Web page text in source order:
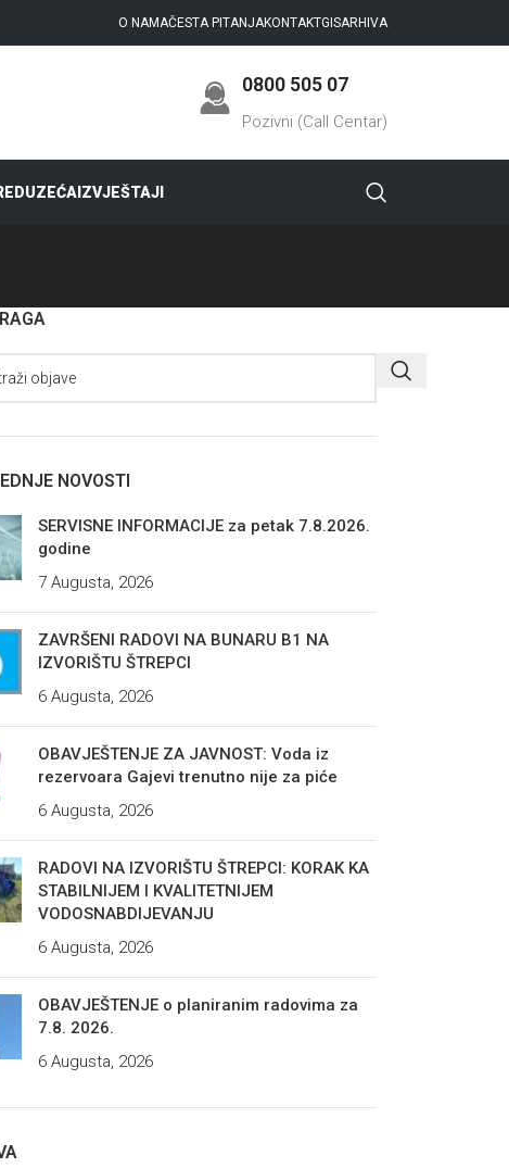
O NAMAČESTA PITANJAKONTAKTGISARHIVA
0800 505 07
Pozivni (Call Centar)
IZVJEŠTAJI
NOVOSTI
SERVISNE INFORMACIJE za petak 7.8.2026.
godine
7 Augusta, 2026
ZAVRŠENI RADOVI NA BUNARU B1 NA
IZVORIŠTU ŠTREPCI
6 Augusta, 2026
OBAVJEŠTENJE ZA JAVNOST: Voda iz
rezervoara Gajevi trenutno nije za piće
6 Augusta, 2026
RADOVI NA IZVORIŠTU ŠTREPCI: KORAK KA
STABILNIJEM I KVALITETNIJEM
VODOSNABDIJEVANJU
6 Augusta, 2026
OBAVJEŠTENJE o planiranim radovima za
7.8. 2026.
6 Augusta, 2026